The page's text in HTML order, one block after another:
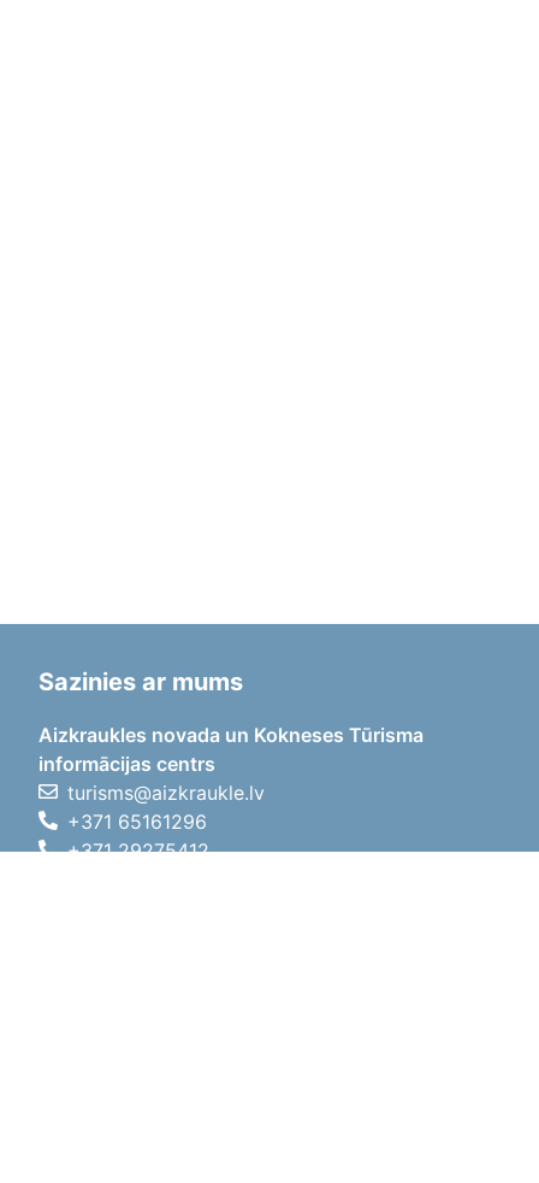
Sazinies ar mums
Aizkraukles novada un Kokneses Tūrisma
informācijas centrs
turisms@aizkraukle.lv
+371 65161296
+371 29275412